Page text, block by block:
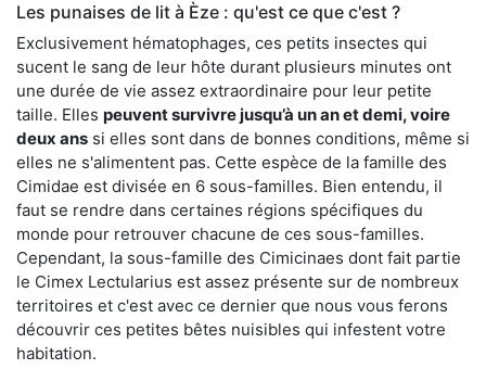
Les punaises de lit à Èze : qu'est ce que c'est ?
Exclusivement hématophages, ces petits insectes qui
sucent le sang de leur hôte durant plusieurs minutes ont
une durée de vie assez extraordinaire pour leur petite
taille. Elles peuvent survivre jusqu’à un an et demi, voire
deux ans si elles sont dans de bonnes conditions, même si
elles ne s'alimentent pas. Cette espèce de la famille des
Cimidae est divisée en 6 sous-familles. Bien entendu, il
faut se rendre dans certaines régions spécifiques du
monde pour retrouver chacune de ces sous-familles.
Cependant, la sous-famille des Cimicinaes dont fait partie
le Cimex Lectularius est assez présente sur de nombreux
territoires et c'est avec ce dernier que nous vous ferons
découvrir ces petites bêtes nuisibles qui infestent votre
habitation.